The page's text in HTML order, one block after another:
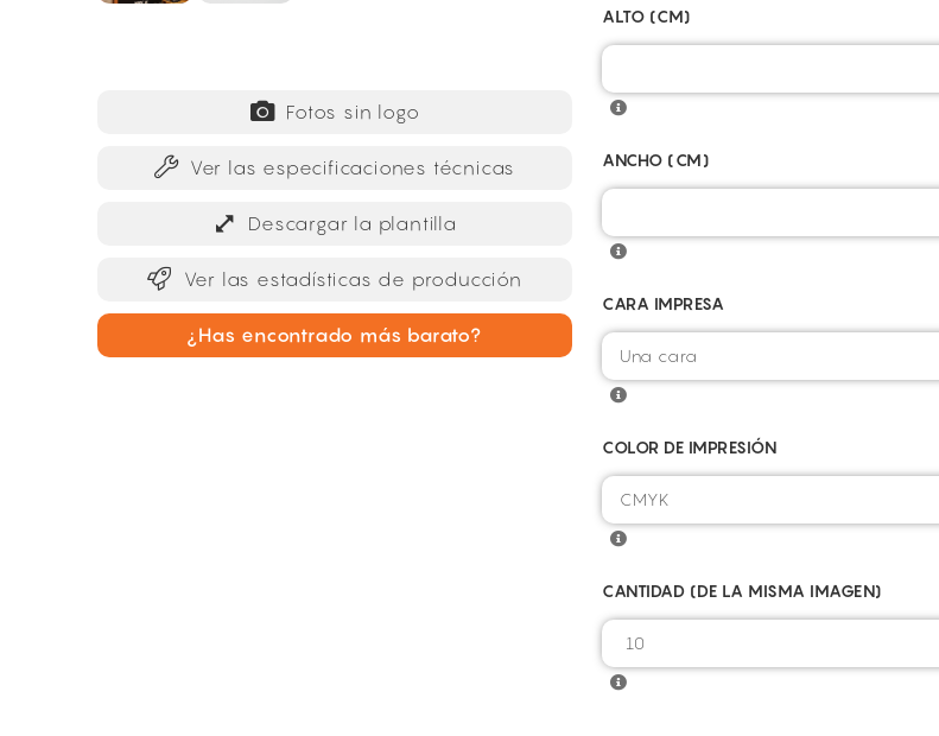
Fotos sin logo
Ver las especificaciones técnicas
Descargar la plantilla
Ver las estadísticas de producción
¿Has encontrado más barato?
ALTO (CM)
ANCHO (CM)
CARA IMPRESA
COLOR DE IMPRESIÓN
CANTIDAD (DE LA MISMA IMAGEN)